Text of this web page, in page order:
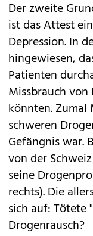
Der zweite
ist das Attest
Depression. In
hingewiesen,
Patienten
Missbrauch
könnten. Zumal
schweren
Gefängnis war.
von der
seine
rechts). Die
sich auf: Tötete
Drogenrausch?